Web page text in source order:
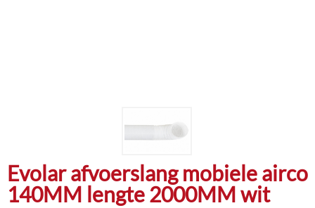
Evolar afvoerslang mobiele airco
140MM lengte 2000MM wit